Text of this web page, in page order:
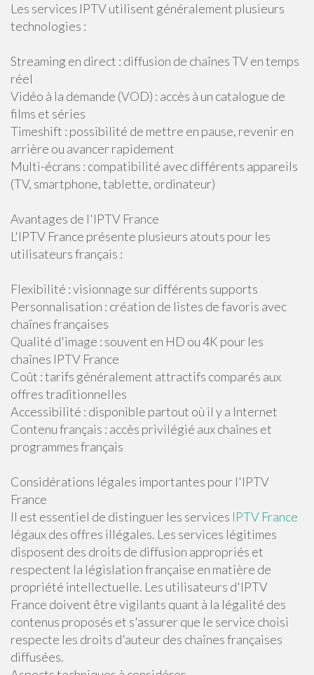
Les services IPTV utilisent généralement plusieurs
technologies :
Streaming en direct : diffusion de chaînes TV en temps
réel
Vidéo à la demande (VOD) : accès à un catalogue de
films et séries
Timeshift : possibilité de mettre en pause, revenir en
arrière ou avancer rapidement
Multi-écrans : compatibilité avec différents appareils
(TV, smartphone, tablette, ordinateur)
Avantages de l'IPTV France
L'IPTV France présente plusieurs atouts pour les
utilisateurs français :
Flexibilité : visionnage sur différents supports
Personnalisation : création de listes de favoris avec
chaînes françaises
Qualité d'image : souvent en HD ou 4K pour les
chaînes IPTV France
Coût : tarifs généralement attractifs comparés aux
offres traditionnelles
Accessibilité : disponible partout où il y a Internet
Contenu français : accès privilégié aux chaînes et
programmes français
Considérations légales importantes pour l'IPTV
France
Il est essentiel de distinguer les services IPTV France
légaux des offres illégales. Les services légitimes
disposent des droits de diffusion appropriés et
respectent la législation française en matière de
propriété intellectuelle. Les utilisateurs d'IPTV
France doivent être vigilants quant à la légalité des
contenus proposés et s'assurer que le service choisi
respecte les droits d'auteur des chaînes françaises
diffusées.